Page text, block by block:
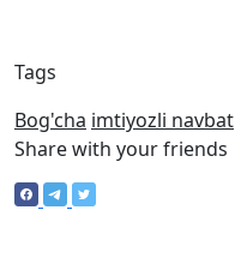
Tags
Bog'cha imtiyozli navbat
Share with your friends